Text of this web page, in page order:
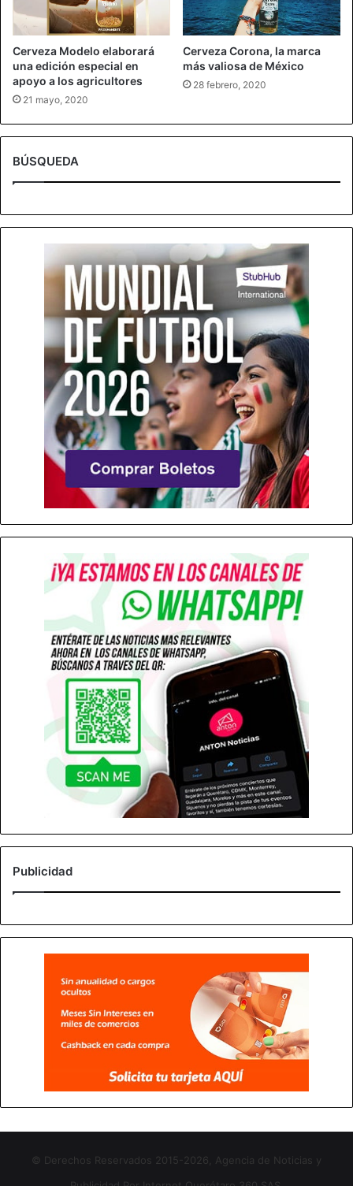
Cerveza Modelo elaborará
una edición especial en
apoyo a los agricultores
21 mayo, 2020
Cerveza Corona, la marca
más valiosa de México
28 febrero, 2020
BÚSQUEDA
Publicidad
© Derechos Reservados 2015-2026, Agencia de Noticias y